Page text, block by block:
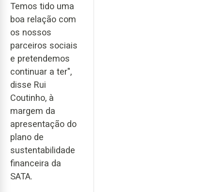
Temos tido uma
boa relação com
os nossos
parceiros sociais
e pretendemos
continuar a ter",
disse Rui
Coutinho, à
margem da
apresentação do
plano de
sustentabilidade
financeira da
SATA.